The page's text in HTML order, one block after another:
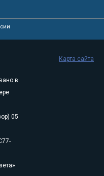
в
05
Карта сайта